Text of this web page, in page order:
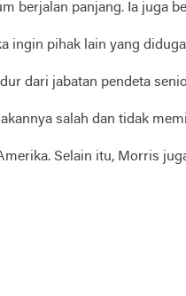
berjalan panjang. Ia juga
ingin pihak lain yang
dari jabatan pendeta
salah dan tidak
Selain itu, Morris